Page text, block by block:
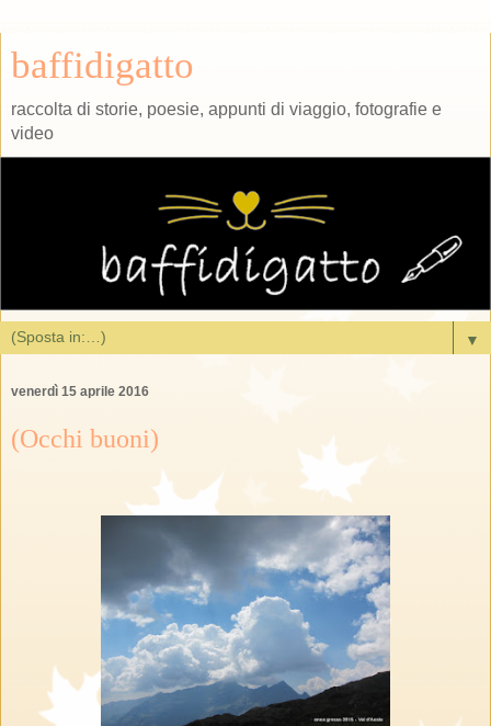
baffidigatto
raccolta di storie, poesie, appunti di viaggio, fotografie e
video
▼
venerdì 15 aprile 2016
(Occhi buoni)